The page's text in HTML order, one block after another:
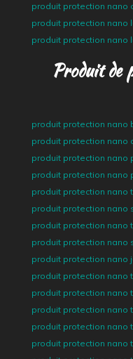
produit protection nano
produit protection nano
produit protection nano
Produit de
produit protection nano
produit protection nano
produit protection nano
produit protection nano
produit protection nano
produit protection nano
produit protection nano
produit protection nano
produit protection nano
produit protection nano
produit protection nano
produit protection nano
produit protection nano
produit protection nano